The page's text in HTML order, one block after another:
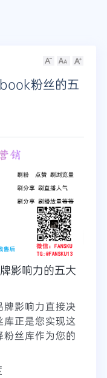
粉丝的五
影响力的五大
影响力直接决
正是您实现这
丝库作为您的